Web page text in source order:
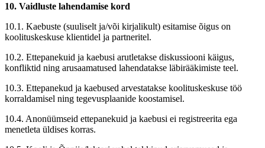
10. Vaidluste lahendamise kord
10.1. Kaebuste (suuliselt ja/või kirjalikult) esitamise õigus on
koolituskeskuse klientidel ja partneritel.
10.2. Ettepanekuid ja kaebusi arutletakse diskussiooni käigus,
konfliktid ning arusaamatused lahendatakse läbirääkimiste teel.
10.3. Ettepanekud ja kaebused arvestatakse koolituskeskuse töö
korraldamisel ning tegevusplaanide koostamisel.
10.4. Anonüümseid ettepanekuid ja kaebusi ei registreerita ega
menetleta üldises korras.